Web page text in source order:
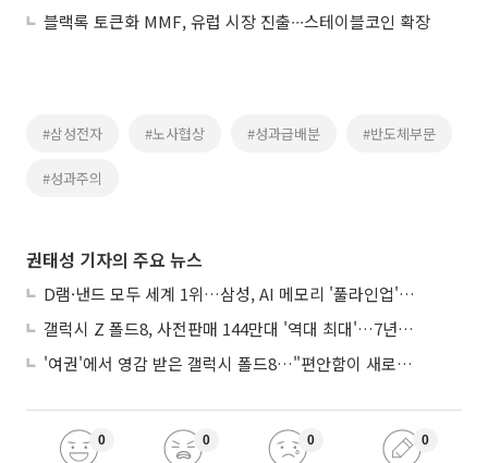
블랙록 토큰화 MMF, 유럽 시장 진출∙∙∙스테이블코인 확장
#삼성전자 #노사협상 #성과급배분 #반도체부문
#성과주의
권태성 기자의 주요 뉴스
D램·낸드 모두 세계 1위…삼성, AI 메모리 '풀라인업'으로 승부
갤럭시 Z 폴드8, 사전판매 144만대 '역대 최대'…7년만에 갤노트10 기록 넘어
'여권'에서 영감 받은 갤럭시 폴드8…"편안함이 새로운 디자인 경쟁력"
0 0 0 0